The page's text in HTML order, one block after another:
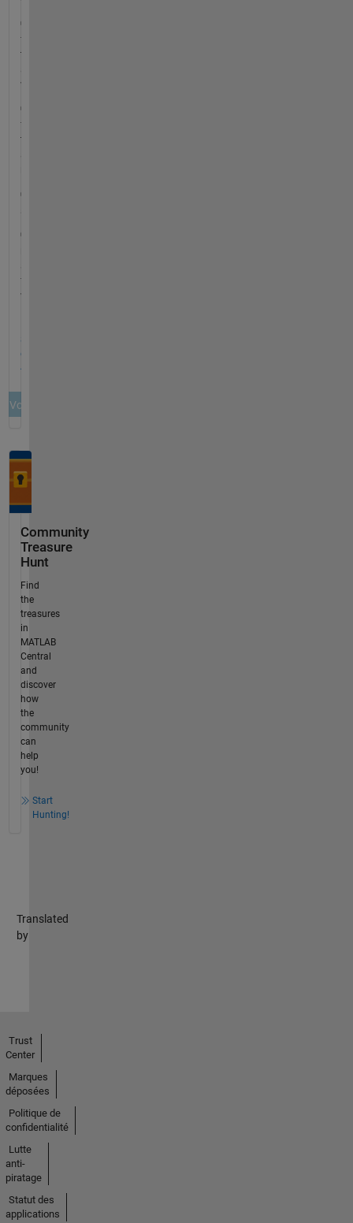
Community
Treasure
Hunt
Find
the
treasures
in
MATLAB
Central
and
discover
how
the
community
can
help
you!
Start
Hunting!
Translated
by
Trust
Center
Marques
déposées
Politique de
confidentialité
Lutte
anti-
piratage
Statut des
applications